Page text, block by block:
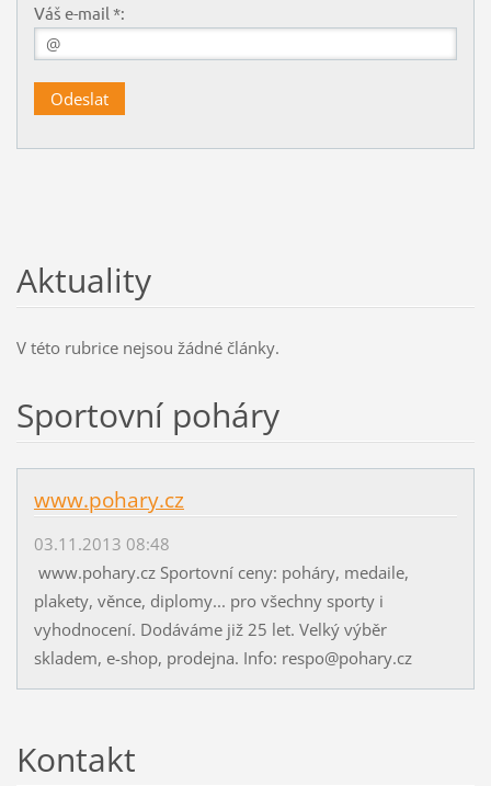
Váš e-mail *:
Aktuality
V této rubrice nejsou žádné články.
Sportovní poháry
www.pohary.cz
03.11.2013 08:48
www.pohary.cz Sportovní ceny: poháry, medaile,
plakety, věnce, diplomy... pro všechny sporty i
vyhodnocení. Dodáváme již 25 let. Velký výběr
skladem, e-shop, prodejna. Info: respo@pohary.cz
Kontakt